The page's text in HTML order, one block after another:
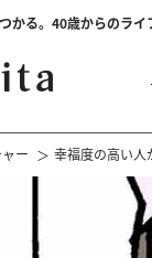
かる。40歳からのラ
ー 幸福度の高い人